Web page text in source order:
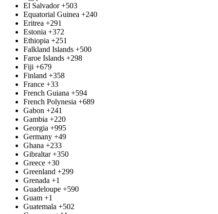
El Salvador +503
Equatorial Guinea +240
Eritrea +291
Estonia +372
Ethiopia +251
Falkland Islands +500
Faroe Islands +298
Fiji +679
Finland +358
France +33
French Guiana +594
French Polynesia +689
Gabon +241
Gambia +220
Georgia +995
Germany +49
Ghana +233
Gibraltar +350
Greece +30
Greenland +299
Grenada +1
Guadeloupe +590
Guam +1
Guatemala +502